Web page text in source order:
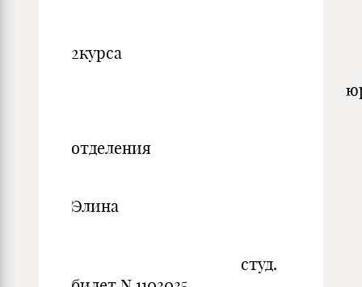
2курса
отделения
Элина
студ.